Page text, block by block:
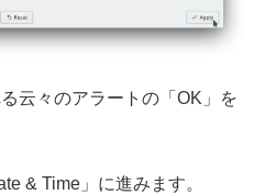
云々のアラートの「OK」を
& Time」に進みます。